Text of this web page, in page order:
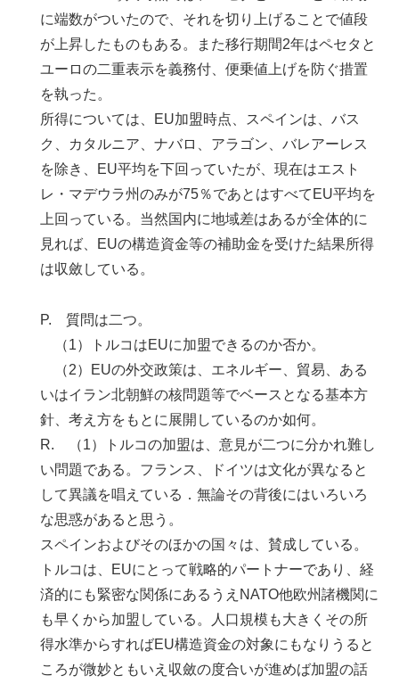
に端数がついたので、それを切り上げることで値段
が上昇したものもある。また移行期間2年はペセタと
ユーロの二重表示を義務付、便乗値上げを防ぐ措置
を執った。
所得については、EU加盟時点、スペインは、バス
ク、カタルニア、ナバロ、アラゴン、バレアーレス
を除き、EU平均を下回っていたが、現在はエスト
レ・マデウラ州のみが75％であとはすべてEU平均を
上回っている。当然国内に地域差はあるが全体的に
見れば、EUの構造資金等の補助金を受けた結果所得
は収斂している。
P. 質問は二つ。
（1）トルコはEUに加盟できるのか否か。
（2）EUの外交政策は、エネルギー、貿易、ある
いはイラン北朝鮮の核問題等でベースとなる基本方
針、考え方をもとに展開しているのか如何。
R. （1）トルコの加盟は、意見が二つに分かれ難し
い問題である。フランス、ドイツは文化が異なると
して異議を唱えている．無論その背後にはいろいろ
な思惑があると思う。
スペインおよびそのほかの国々は、賛成している。
トルコは、EUにとって戦略的パートナーであり、経
済的にも緊密な関係にあるうえNATO他欧州諸機関に
も早くから加盟している。人口規模も大きくその所
得水準からすればEU構造資金の対象にもなりうると
ころが微妙ともいえ収斂の度合いが進めば加盟の話